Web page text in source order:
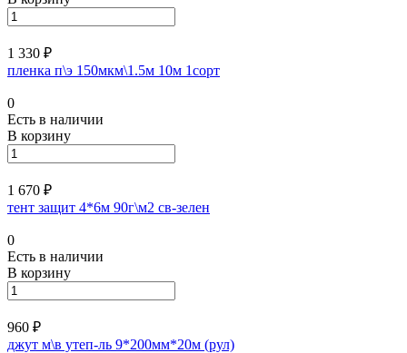
1 330 ₽
пленка п\э 150мкм\1.5м 10м 1сорт
0
Есть в наличии
В корзину
1 670 ₽
тент защит 4*6м 90г\м2 св-зелен
0
Есть в наличии
В корзину
960 ₽
джут м\в утеп-ль 9*200мм*20м (рул)